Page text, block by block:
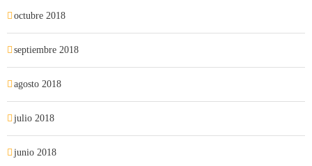
octubre 2018
septiembre 2018
agosto 2018
julio 2018
junio 2018